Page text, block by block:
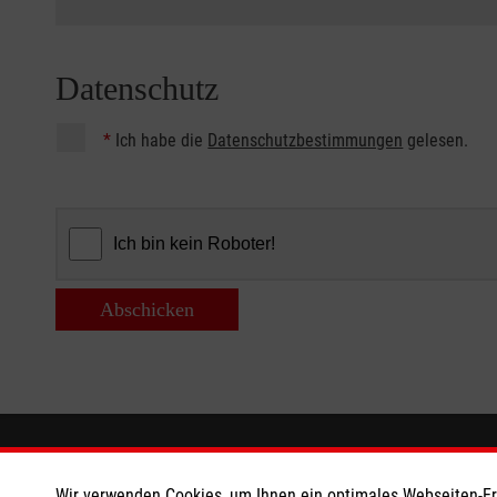
Datenschutz
* Ich habe die Datenschutzbestimmungen gelesen.
Abschicken